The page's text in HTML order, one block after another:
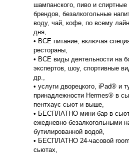
шампанского, пиво и
брендов, безалкогольные
воду, чай, кофе, по всему
дня,
• ВСЕ питание, включая
рестораны,
• ВСЕ виды деятельности на
экспертов, шоу, спортивные
др.,
• услуги дворецкого, iPad® и
принадлежности Hermes® в
пентхаус сьют и выше,
• БЕСПЛАТНО мини-бар в
ежедневно безалкогольными
бутилированной водой,
• БЕСПЛАТНО 24-часовой
сьютах,